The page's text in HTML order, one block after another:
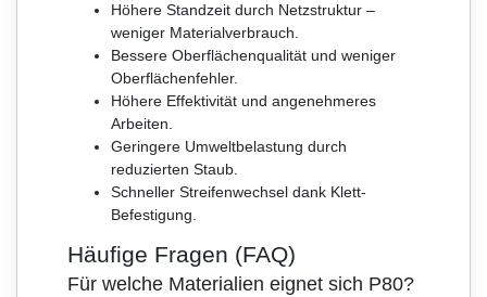
Höhere Standzeit durch Netzstruktur –
weniger Materialverbrauch.
Bessere Oberflächenqualität und weniger
Oberflächenfehler.
Höhere Effektivität und angenehmeres
Arbeiten.
Geringere Umweltbelastung durch
reduzierten Staub.
Schneller Streifenwechsel dank Klett-
Befestigung.
Häufige Fragen (FAQ)
Für welche Materialien eignet sich P80?